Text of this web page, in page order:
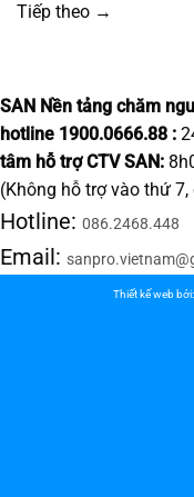
Tiếp theo →
SAN Nền tảng chăm
hotline 1900.0666.88 :
tâm hỗ trợ CTV SAN:
(Không hỗ trợ vào thứ
Hotline: 086.2468.448
Email:
Thiết kế web bởi: